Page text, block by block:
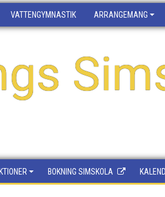
VATTENGYMNASTIK ARRANGEMANG
BOKNING SIMSKOLA